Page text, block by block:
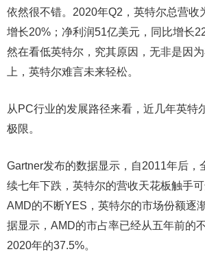
依然很不错。2020年Q2，英特尔总营收
增长20%；净利润51亿美元，同比增长
然在看低英特尔，究其原因，无非是因
上，英特尔难言未来轻松。
从PC行业的发展路径来看，近几年英特
极限。
Gartner发布的数据显示，自2011年后，
续七年下跌，英特尔的营收天花板触手
AMD的不断YES，英特尔的市场份额逐
据显示，AMD的市占率已经从五年前的
2020年的37.5%。